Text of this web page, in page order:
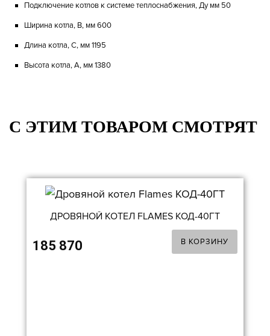
Подключение котлов к системе теплоснабжения, Дy мм 50
Ширина котла, B, мм 600
Длина котла, C, мм 1195
Высота котла, A, мм 1380
C ЭТИМ ТОВАРОМ СМОТРЯТ
ДРОВЯНОЙ КОТЕЛ FLAMES КОД-40ГТ
185 870 В КОРЗИНУ